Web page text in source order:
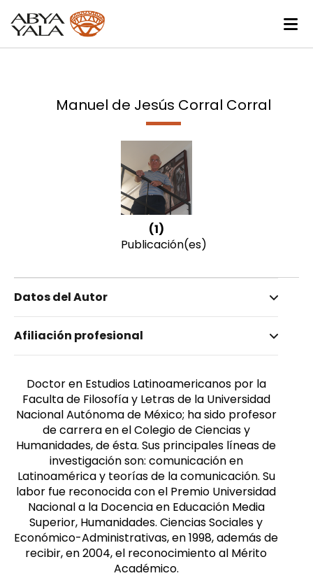
Manuel de Jesús Corral Corral
(1)
Publicación(es)
Datos del Autor
Corral Corral, Manuel de Jesús
Masculino
Afiliación profesional
Doctor en Estudios Latinoamericanos por la
Faculta de Filosofía y Letras de la Universidad
Nacional Autónoma de México; ha sido profesor
de carrera en el Colegio de Ciencias y
Humanidades, de ésta. Sus principales líneas de
investigación son: comunicación en
Latinoamérica y teorías de la comunicación. Su
labor fue reconocida con el Premio Universidad
Nacional a la Docencia en Educación Media
Superior, Humanidades. Ciencias Sociales y
Económico-Administrativas, en 1998, además de
recibir, en 2004, el reconocimiento al Mérito
Académico.